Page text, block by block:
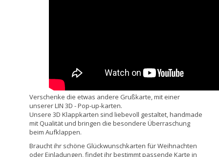
Verschenke die etwas andere Grußkarte, mit einer
unserer LIN 3D - Pop-up-karten.
Unsere 3D Klappkarten sind liebevoll gestaltet, handmade
mit Qualität und bringen die besondere Überraschung
beim Aufklappen.
Braucht ihr schöne Glückwunschkarten für Weihnachten
oder Einladungen, findet ihr bestimmt passende Karte in